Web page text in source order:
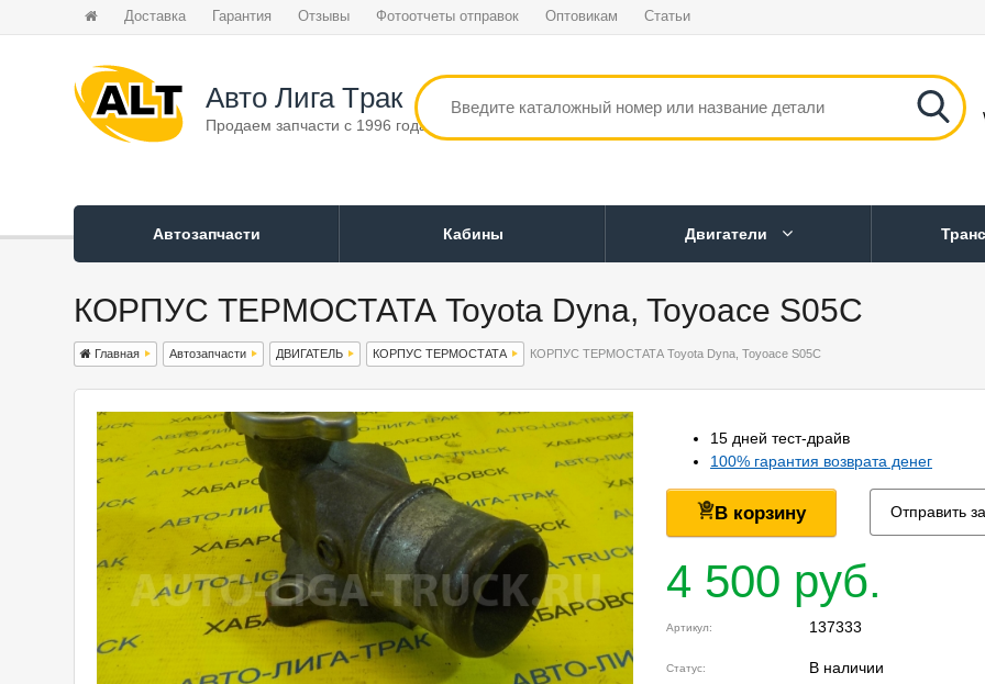
Доставка Гарантия Отзывы Фотоотчеты отправок Оптовикам Статьи
Авто Лига Tрак
Продаем запчасти с 1996 года
Автозапчасти Кабины Двигатели
КОРПУС ТЕРМОСТАТА Toyota Dyna, Toyoace S05C
Главная Автозапчасти ДВИГАТЕЛЬ КОРПУС ТЕРМОСТАТА КОРПУС ТЕРМОСТАТА Toyota Dyna, Toyoace S05C
15 дней тест-драйв
100% гарантия возврата денег
В корзину Отправить
4 500 руб.
Артикул: 137333
Статус: В наличии